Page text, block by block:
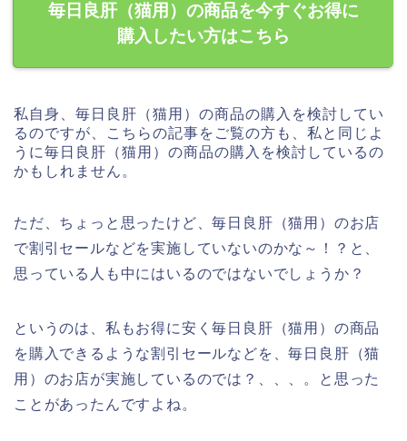
毎日良肝（猫用）の商品を今すぐお得に
購入したい方はこちら
私自身、毎日良肝（猫用）の商品の購入を検討してい
るのですが、こちらの記事をご覧の方も、私と同じよ
うに毎日良肝（猫用）の商品の購入を検討しているの
かもしれません。
ただ、ちょっと思ったけど、毎日良肝（猫用）のお店
で割引セールなどを実施していないのかな～！？と、
思っている人も中にはいるのではないでしょうか？
というのは、私もお得に安く毎日良肝（猫用）の商品
を購入できるような割引セールなどを、毎日良肝（猫
用）のお店が実施しているのでは？、、、。と思った
ことがあったんですよね。